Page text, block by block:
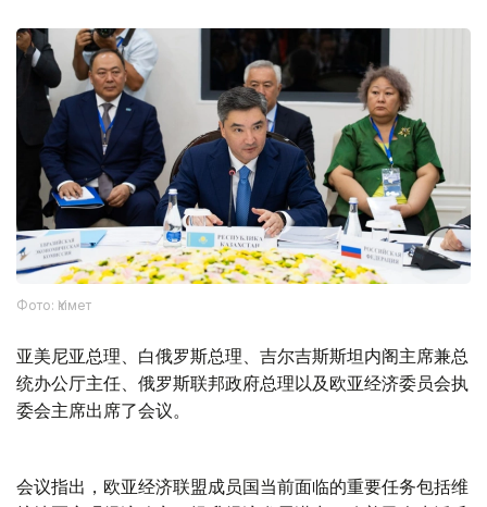
Фото: Үкімет
亚美尼亚总理、白俄罗斯总理、吉尔吉斯斯坦内阁主席兼总
统办公厅主任、俄罗斯联邦政府总理以及欧亚经济委员会执
委会主席出席了会议。
会议指出，欧亚经济联盟成员国当前面临的重要任务包括维